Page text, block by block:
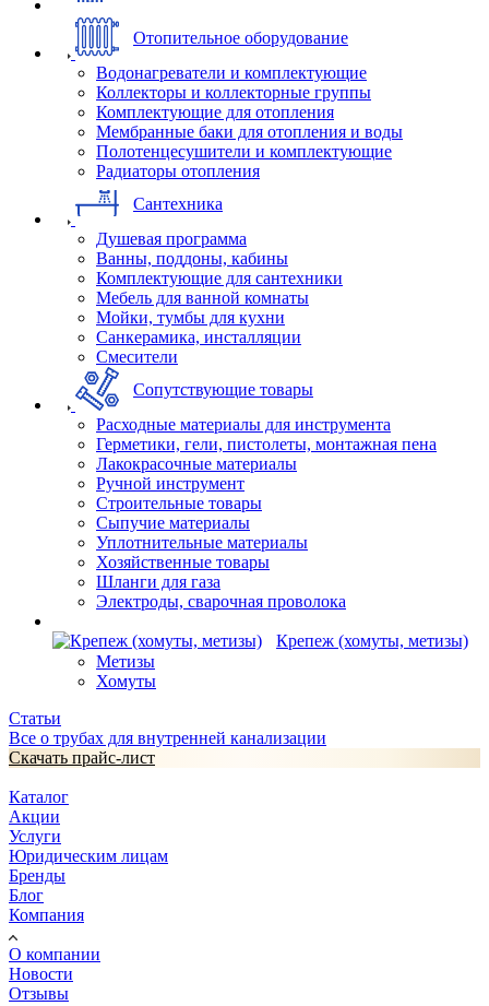
Отопительное оборудование
Водонагреватели и комплектующие
Коллекторы и коллекторные группы
Комплектующие для отопления
Мембранные баки для отопления и воды
Полотенцесушители и комплектующие
Радиаторы отопления
Сантехника
Душевая программа
Ванны, поддоны, кабины
Комплектующие для сантехники
Мебель для ванной комнаты
Мойки, тумбы для кухни
Санкерамика, инсталляции
Смесители
Сопутствующие товары
Расходные материалы для инструмента
Герметики, гели, пистолеты, монтажная пена
Лакокрасочные материалы
Ручной инструмент
Строительные товары
Сыпучие материалы
Уплотнительные материалы
Хозяйственные товары
Шланги для газа
Электроды, сварочная проволока
Крепеж (хомуты, метизы)
Метизы
Хомуты
Статьи
Все о трубах для внутренней канализации
Скачать прайс-лист
Каталог
Акции
Услуги
Юридическим лицам
Бренды
Блог
Компания
О компании
Новости
Отзывы